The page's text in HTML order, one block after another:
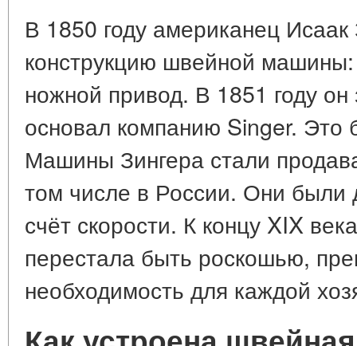
В 1850 году американец
конструкцию швейной
ножной привод. В 1851 году
основал компанию Singer.
Машины Зингера стали
том числе в России. Они были
счёт скорости. К концу XIX
перестала быть роскошью,
необходимость для каждой